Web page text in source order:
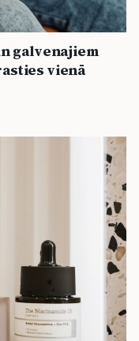
galvenajiem
vienā